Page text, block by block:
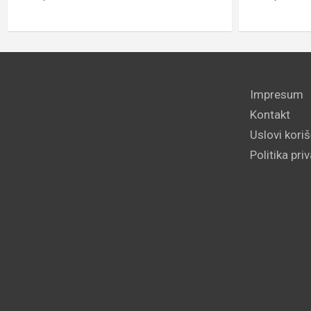
Impresum
Kontakt
Uslovi
Politika